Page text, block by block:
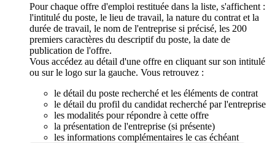
Pour chaque offre d'emploi restituée dans la liste, s'affichent :
l'intitulé du poste, le lieu de travail, la nature du contrat et la
durée de travail, le nom de l'entreprise si précisé, les 200
premiers caractères du descriptif du poste, la date de
publication de l'offre.
Vous accédez au détail d'une offre en cliquant sur son intitulé
ou sur le logo sur la gauche. Vous retrouvez :
le détail du poste recherché et les éléments de contrat
le détail du profil du candidat recherché par l'entreprise
les modalités pour répondre à cette offre
la présentation de l'entreprise (si présente)
les informations complémentaires le cas échéant